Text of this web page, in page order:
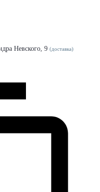
Невского, 9 (доставка)